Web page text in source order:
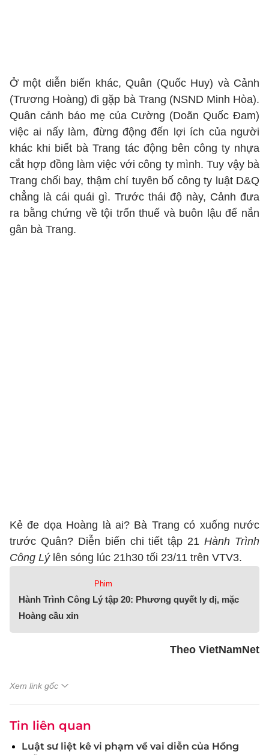
Ở một diễn biến khác, Quân (Quốc Huy) và Cảnh
(Trương Hoàng) đi gặp bà Trang (NSND Minh Hòa).
Quân cảnh báo mẹ của Cường (Doãn Quốc Đam)
việc ai nấy làm, đừng động đến lợi ích của người
khác khi biết bà Trang tác động bên công ty nhựa
cắt hợp đồng làm việc với công ty mình. Tuy vậy bà
Trang chối bay, thậm chí tuyên bố công ty luật D&Q
chẳng là cái quái gì. Trước thái độ này, Cảnh đưa
ra bằng chứng về tội trốn thuế và buôn lậu để nắn
gân bà Trang.
Kẻ đe dọa Hoàng là ai? Bà Trang có xuống nước
trước Quân? Diễn biến chi tiết tập 21Hành Trình
Công Lýlên sóng lúc 21h30 tối 23/11 trên VTV3.
Phim
Hành Trình Công Lý tập 20: Phương quyết ly dị, mặc
Hoàng cầu xin
Theo VietNamNet
Xem link gốc
Tin liên quan
Luật sư liệt kê vi phạm về vai diễn của Hồng